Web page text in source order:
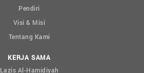
Pendiri
Visi & Misi
Tentang Kami
KERJA SAMA
Lazis Al-Hamidiyah